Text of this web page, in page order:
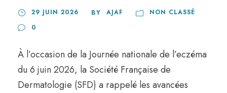
29 JUIN 2026 BY AJAF
NON CLASSÉ
0
À l’occasion de la Journée nationale de l’eczéma
du 6 juin 2026, la Société Française de
Dermatologie (SFD) a rappelé les avancées